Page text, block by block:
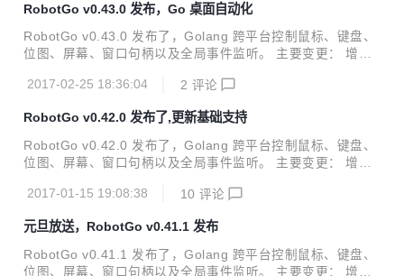
错误 修复 fedora 添加事件内存问题 修复 doc.md 和 READM
E.md 显示问题
RobotGo v0.43.0 发布，Go 桌面自动化
RobotGo v0.43.0 发布了，Golang 跨平台控制鼠标、键盘、
位图、屏幕、窗口句柄以及全局事件监听。 主要变更： 增加
Handle 更新: 更新介绍 更新 test 更新 ascii art 更新 Guideli
ple 更新并整理 README.md 修复: 修复 GetHandle #46 : 增
加GetBHandle 安装: go get -u github.com/go-vgo/robotgo
项目地址: ...
2017-02-25 18:36:04 2 评论
RobotGo v0.42.0 发布了,更新基础支持
RobotGo v0.42.0 发布了，Golang 跨平台控制鼠标、键盘、
位图、屏幕、窗口句柄以及全局事件监听。 主要变更： 增加
监听增加f1-f12 增加移动平台支持计划 更新: 格式化代码 更新
降级c11到c99 优化内存释放 修复linux ShowAlert进程导致的
X11错误 安装: go get github.com/go-vgo/robotgo 项目地址
Github:https://github....
2017-01-15 19:08:38 10 评论
元旦放送，RobotGo v0.41.1 发布
RobotGo v0.41.1 发布了，Golang 跨平台控制鼠标、键盘、
位图、屏幕、窗口句柄以及全局事件监听。 主要变更： 增加